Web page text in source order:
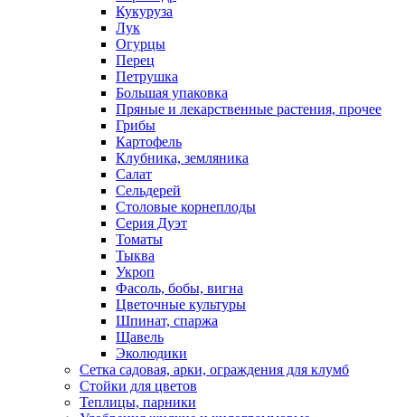
Кукуруза
Лук
Огурцы
Перец
Петрушка
Большая упаковка
Пряные и лекарственные растения, прочее
Грибы
Картофель
Клубника, земляника
Салат
Сельдерей
Столовые корнеплоды
Серия Дуэт
Томаты
Тыква
Укроп
Фасоль, бобы, вигна
Цветочные культуры
Шпинат, спаржа
Щавель
Эколюдики
Сетка садовая, арки, ограждения для клумб
Стойки для цветов
Теплицы, парники